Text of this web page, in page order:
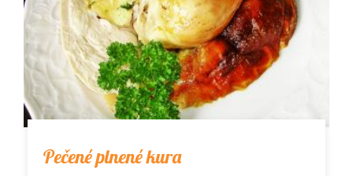
Pečené plnené kura